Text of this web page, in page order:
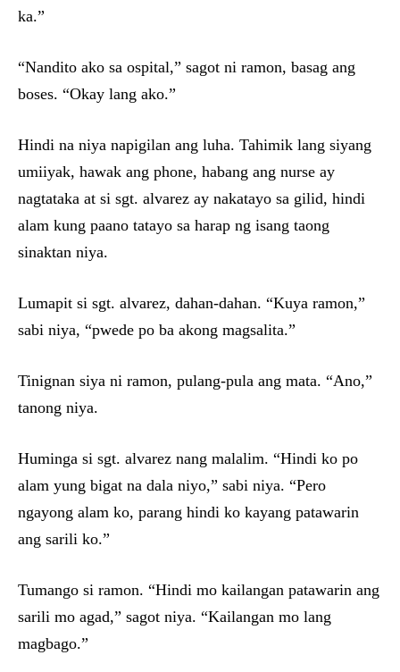
ka.”
“Nandito ako sa ospital,” sagot ni ramon, basag ang
boses. “Okay lang ako.”
Hindi na niya napigilan ang luha. Tahimik lang siyang
umiiyak, hawak ang phone, habang ang nurse ay
nagtataka at si sgt. alvarez ay nakatayo sa gilid, hindi
alam kung paano tatayo sa harap ng isang taong
sinaktan niya.
Lumapit si sgt. alvarez, dahan-dahan. “Kuya ramon,”
sabi niya, “pwede po ba akong magsalita.”
Tinignan siya ni ramon, pulang-pula ang mata. “Ano,”
tanong niya.
Huminga si sgt. alvarez nang malalim. “Hindi ko po
alam yung bigat na dala niyo,” sabi niya. “Pero
ngayong alam ko, parang hindi ko kayang patawarin
ang sarili ko.”
Tumango si ramon. “Hindi mo kailangan patawarin ang
sarili mo agad,” sagot niya. “Kailangan mo lang
magbago.”